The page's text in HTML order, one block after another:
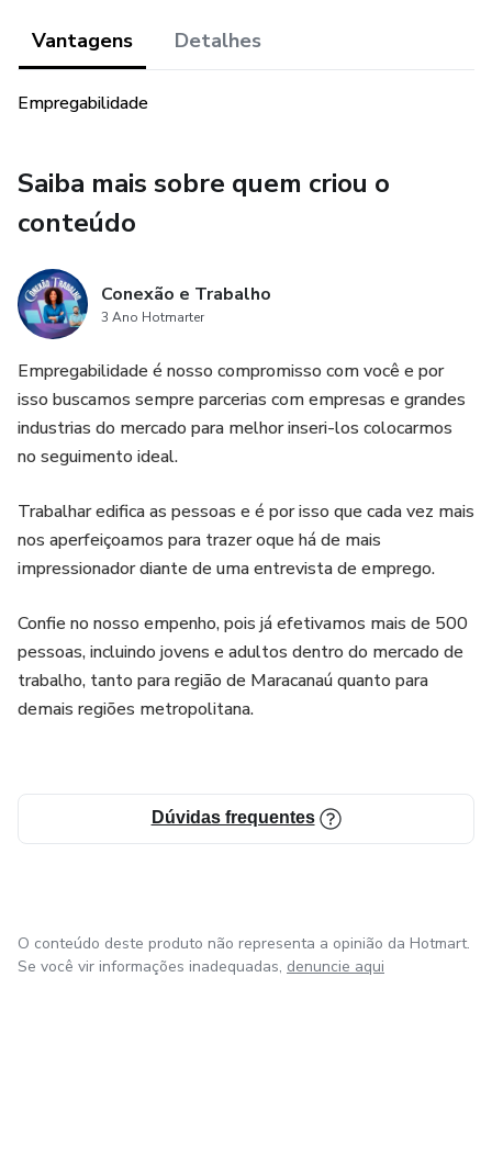
Encaminhamento:
Garanta sua vaga e largue o desemprego!
Vantagens Detalhes
Empregabilidade
Saiba mais sobre quem criou o
conteúdo
Conexão e Trabalho
3 Ano Hotmarter
Empregabilidade é nosso compromisso com você e por
isso buscamos sempre parcerias com empresas e grandes
industrias do mercado para melhor inseri-los colocarmos
no seguimento ideal.
Trabalhar edifica as pessoas e é por isso que cada vez mais
nos aperfeiçoamos para trazer oque há de mais
impressionador diante de uma entrevista de emprego.
Confie no nosso empenho, pois já efetivamos mais de 500
pessoas, incluindo jovens e adultos dentro do mercado de
trabalho, tanto para região de Maracanaú quanto para
demais regiões metropolitana.
Dúvidas frequentes
O conteúdo deste produto não representa a opinião da Hotmart.
Se você vir informações inadequadas, denuncie aqui